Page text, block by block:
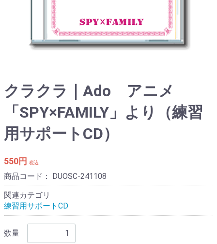
クラクラ｜Ado アニメ
「SPY×FAMILY」より（練習
用サポートCD）
550円 税込
商品コード： DUOSC-241108
関連カテゴリ
練習用サポートCD
数量